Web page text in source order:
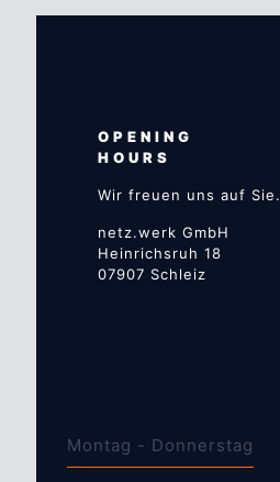
OPENING
HOURS
Wir freuen uns auf Sie.
netz.werk GmbH
Heinrichsruh 18
07907 Schleiz
Montag - Donnerstag